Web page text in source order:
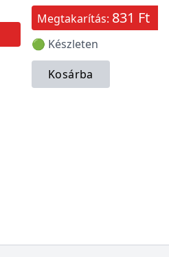
Megtakarítás: 831 Ft
🟢 Készleten
Kosárba